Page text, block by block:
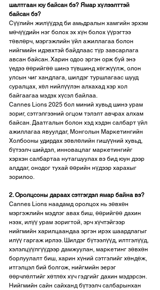
шалтгаан юу байсан бэ? Ямар хүлээлттэй
байсан бэ?
Сүүлийн жилүүдэд би амьдралын хамгийн эрхэм
мөчүүдийн нэг болох эх хүн болох үүрэгтээ
төвлөрч, мэргэжлийн үйл ажиллагаа болон
нийгмийн идэвхтэй байдлаас түр завсарлага
авсан байсан. Харин одоо эргэн орж буй энэ
үедээ өөрийгөө шинэ түвшинд хөгжүүлж, олон
улсын чиг хандлага, шилдэг туршлагаас шууд
суралцах, хөл нийлүүлэн алхахад хэр хол
байгаагаа мэдэх хүсэл байлаа.
Cannes Lions 2025 бол миний хувьд шинэ урам
зориг, сэтгэлгээний огцом тэлэлт авчрах алхам
байсан. Даатгалын болон хэд хэдэн салбарт үйл
ажиллагаа явуулдаг, Монголын Маркетингийн
Холбооны удирдах зөвлөлийн гишүүний хувьд,
бүтээлч шийдэл, инновацлаг маркетингийг
хэрхэн салбартаа нутагшуулах вэ бид юун дээр
алддаг, онодог тухай өөрийн нүдээр харахыг
зорилоо.
2. Оролцсоны дараах сэтгэгдэл ямар байна вэ?
Cannes Lions наадамд оролцох нь зөвхөн
мэргэжлийн мэдлэг авах биш, өөрийгөө дахин
нээх, илүү урам зоригтой, эрч хүчтэйгээр
нийгмийн харилцаандаа эргэн ирэх шаардлагыг
илүү гаргаж ирлээ. Шилдэг бүтээлүүд, илтгэлүүд,
хэлэлцүүлгүүдээр дамжуулан, маркетинг зөвхөн
борлуулалт биш, харин хүний сэтгэлийг хөндөж,
итгэлцэл бий болгож, нийгмийн эерэг
өөрчлөлтийг хөтлөх хүч гэдгийг дахин мэдэрсэн.
Нийгмийн сайн сайханд бүтээлч салбарынхан